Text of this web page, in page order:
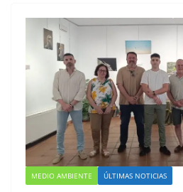
MEDIO AMBIENTE ÚLTIMAS NOTICIAS